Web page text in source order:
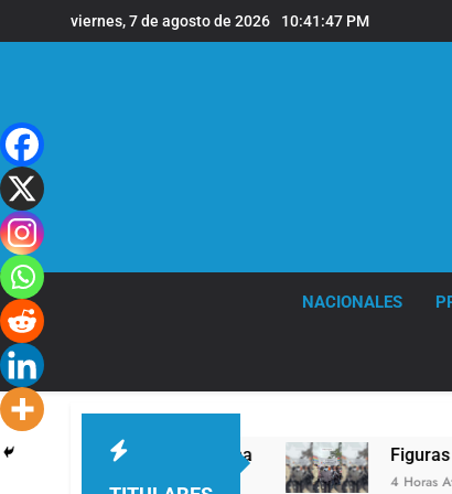
al
viernes, 7 de agosto de 2026 10:41:48 PM
NACIONALES
a la Argentina Figuras de la
4 Horas Atrás